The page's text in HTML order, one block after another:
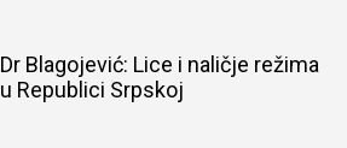
Dr Blagojević: Lice i naličje režima
u Republici Srpskoj